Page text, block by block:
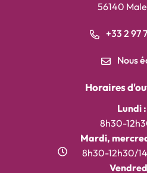
56140
+33 2 97
Nous
Horaires
Lundi :
8h30-
Mardi,
8h30-12h30/